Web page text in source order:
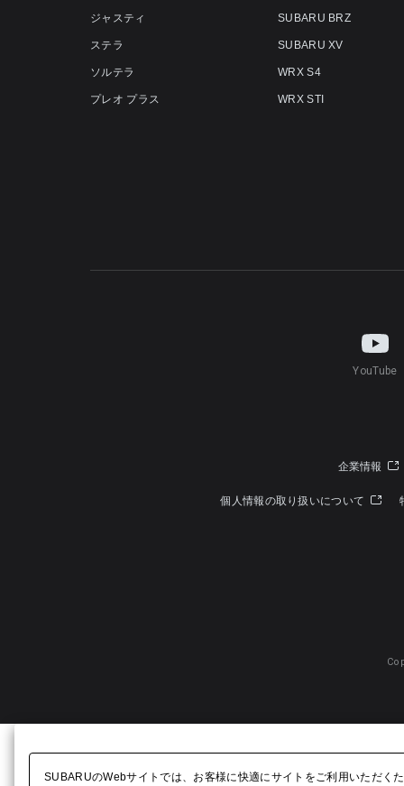
ジャスティ
ステラ
ソルテラ
プレオ プラス
SUBARU BRZ
SUBARU XV
WRX S4
WRX STI
YouTube
企業情報
個人情報の取り扱いについて
SUBARUのWebサイトでは、お客様に快適にサイトをご利用いただく